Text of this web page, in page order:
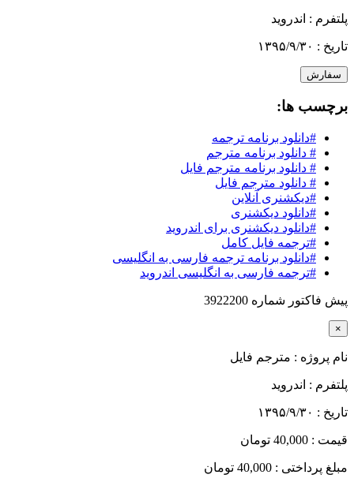
پلتفرم : اندروید
تاریخ : ۱۳۹۵/۹/۳۰
سفارش
برچسب ها:
#دانلود برنامه ترجمه
# دانلود برنامه مترجم
# دانلود برنامه مترجم فایل
# دانلود مترجم فایل
#دیکشنری آنلاین
#دانلود دیکشنری
#دانلود دیکشنری برای اندروید
#ترجمه فایل کامل
#دانلود برنامه ترجمه فارسی به انگلیسی
#ترجمه فارسی به انگلیسی اندروید
پیش فاکتور شماره 3922200
×
نام پروژه : مترجم فایل
پلتفرم : اندروید
تاریخ :
قیمت :
مبلغ پرداختی :